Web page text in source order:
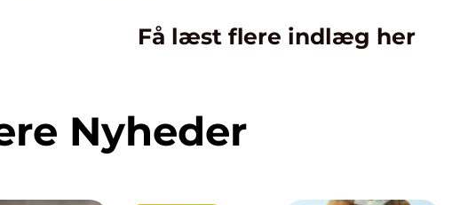
Få læst flere indlæg her
Nyheder